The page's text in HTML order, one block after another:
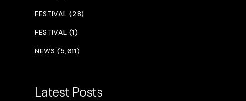
FESTIVAL (28)
FESTIVAL (1)
NEWS (5,611)
Latest Posts